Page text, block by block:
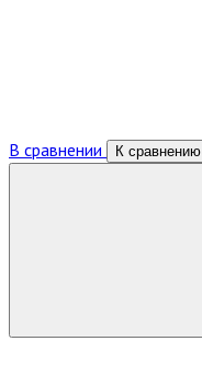
В сравнении К сравнению